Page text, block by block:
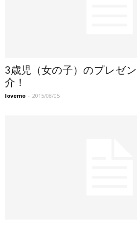
3歳児（女の子）のプレゼ
介！
lovemo - 2015/08/05